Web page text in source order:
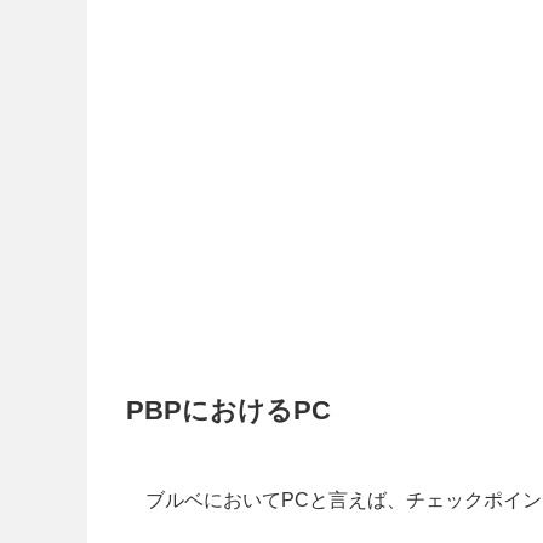
PBPにおけるPC
ブルベにおいてPCと言えば、チェックポイン